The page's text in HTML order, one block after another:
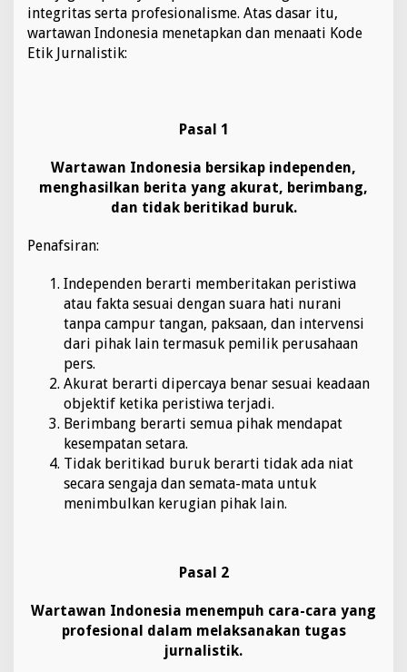
integritas serta profesionalisme. Atas dasar itu,
wartawan Indonesia menetapkan dan menaati Kode
Etik Jurnalistik:
Pasal 1
Wartawan Indonesia bersikap independen,
menghasilkan berita yang akurat, berimbang,
dan tidak beritikad buruk.
Penafsiran:
Independen berarti memberitakan peristiwa
atau fakta sesuai dengan suara hati nurani
tanpa campur tangan, paksaan, dan intervensi
dari pihak lain termasuk pemilik perusahaan
pers.
Akurat berarti dipercaya benar sesuai keadaan
objektif ketika peristiwa terjadi.
Berimbang berarti semua pihak mendapat
kesempatan setara.
Tidak beritikad buruk berarti tidak ada niat
secara sengaja dan semata-mata untuk
menimbulkan kerugian pihak lain.
Pasal 2
Wartawan Indonesia menempuh cara-cara yang
profesional dalam melaksanakan tugas
jurnalistik.